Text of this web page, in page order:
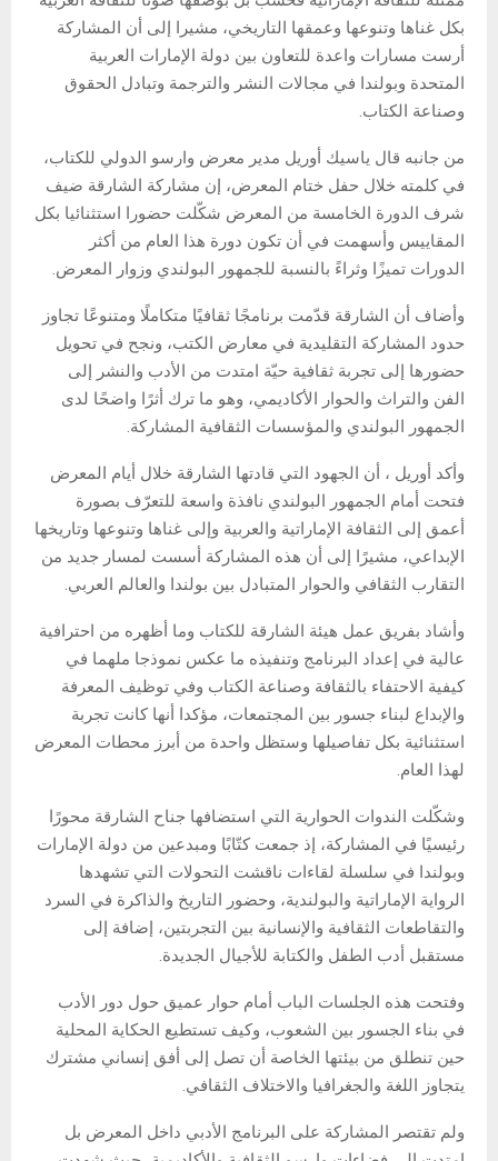
بكل غناها وتنوعها وعمقها التاريخي، مشيرا إلى أن المشاركة
أرست مسارات واعدة للتعاون بين دولة الإمارات العربية
المتحدة وبولندا في مجالات النشر والترجمة وتبادل الحقوق
وصناعة الكتاب.
من جانبه قال ياسيك أوريل مدير معرض وارسو الدولي للكتاب،
في كلمته خلال حفل ختام المعرض، إن مشاركة الشارقة ضيف
شرف الدورة الخامسة من المعرض شكّلت حضورا استثنائيا بكل
المقاييس وأسهمت في أن تكون دورة هذا العام من أكثر
الدورات تميزًا وثراءً بالنسبة للجمهور البولندي وزوار المعرض.
وأضاف أن الشارقة قدّمت برنامجًا ثقافيًا متكاملًا ومتنوعًا تجاوز
حدود المشاركة التقليدية في معارض الكتب، ونجح في تحويل
حضورها إلى تجربة ثقافية حيّة امتدت من الأدب والنشر إلى
الفن والتراث والحوار الأكاديمي، وهو ما ترك أثرًا واضحًا لدى
الجمهور البولندي والمؤسسات الثقافية المشاركة.
وأكد أوريل ، أن الجهود التي قادتها الشارقة خلال أيام المعرض
فتحت أمام الجمهور البولندي نافذة واسعة للتعرّف بصورة
أعمق إلى الثقافة الإماراتية والعربية وإلى غناها وتنوعها وتاريخها
الإبداعي، مشيرًا إلى أن هذه المشاركة أسست لمسار جديد من
التقارب الثقافي والحوار المتبادل بين بولندا والعالم العربي.
وأشاد بفريق عمل هيئة الشارقة للكتاب وما أظهره من احترافية
عالية في إعداد البرنامج وتنفيذه ما عكس نموذجا ملهما في
كيفية الاحتفاء بالثقافة وصناعة الكتاب وفي توظيف المعرفة
والإبداع لبناء جسور بين المجتمعات، مؤكدا أنها كانت تجربة
استثنائية بكل تفاصيلها وستظل واحدة من أبرز محطات المعرض
لهذا العام.
وشكّلت الندوات الحوارية التي استضافها جناح الشارقة محورًا
رئيسيًا في المشاركة، إذ جمعت كتّابًا ومبدعين من دولة الإمارات
وبولندا في سلسلة لقاءات ناقشت التحولات التي تشهدها
الرواية الإماراتية والبولندية، وحضور التاريخ والذاكرة في السرد
والتقاطعات الثقافية والإنسانية بين التجربتين، إضافة إلى
مستقبل أدب الطفل والكتابة للأجيال الجديدة.
وفتحت هذه الجلسات الباب أمام حوار عميق حول دور الأدب
في بناء الجسور بين الشعوب، وكيف تستطيع الحكاية المحلية
حين تنطلق من بيئتها الخاصة أن تصل إلى أفق إنساني مشترك
يتجاوز اللغة والجغرافيا والاختلاف الثقافي.
ولم تقتصر المشاركة على البرنامج الأدبي داخل المعرض بل